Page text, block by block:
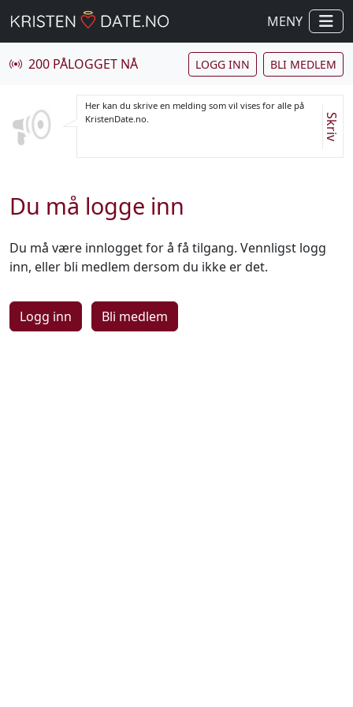
MENY
200 PÅLOGGET NÅ LOGG INN BLI MEDLEM
Her kan du skrive en melding som vil vises for alle på
KristenDate.no.
Skriv
Du må logge inn
Du må være innlogget for å få tilgang. Vennligst logg
inn, eller bli medlem dersom du ikke er det.
Logg inn